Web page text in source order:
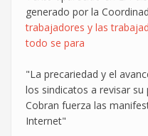
Carlos
III
generado por la
trabajadores y las
todo se para
"La precariedad y el
los sindicatos a revisar
Cobran fuerza las
Internet"